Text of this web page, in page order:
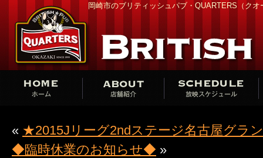
岡崎市のブリティッシュパブ・QUARTERS（クオ
« ★2015Jリーグ2ndステージ名古屋グラ
◆臨時休業のお知らせ◆ »